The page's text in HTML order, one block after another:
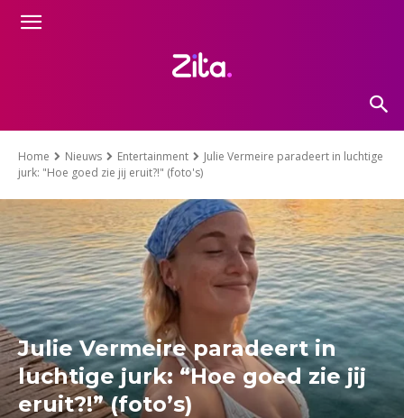
Home Nieuws Entertainment
Julie Vermeire paradeert in luchtige
jurk: "Hoe goed zie jij eruit?!" (foto's)
Julie Vermeire paradeert in
luchtige jurk: “Hoe goed zie jij
eruit?!” (foto’s)